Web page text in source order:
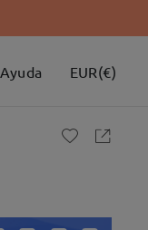
Ayuda EUR(€)